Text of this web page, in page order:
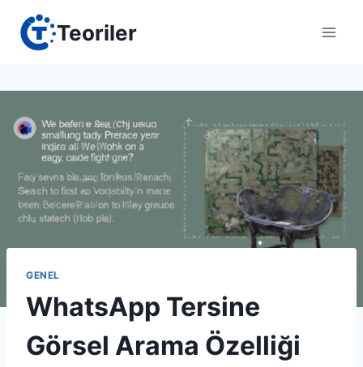
content
Teoriler
GENEL
WhatsApp Tersine
Görsel Arama Özelliği